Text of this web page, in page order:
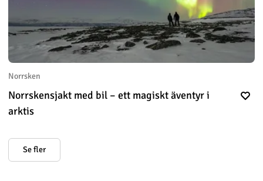
Norrsken
Norrskensjakt med bil – ett magiskt äventyr i
arktis
Se fler